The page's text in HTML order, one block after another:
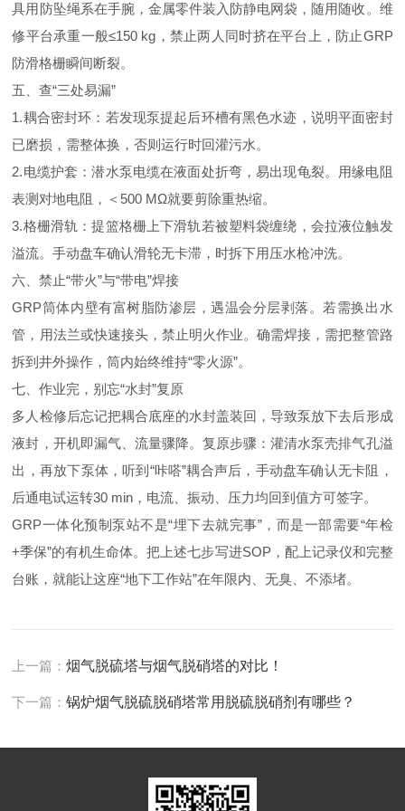
具用防坠绳系在手腕，金属零件装入防静电网袋，随用随收。维
修平台承重一般≤150 kg，禁止两人同时挤在平台上，防止GRP
防滑格栅瞬间断裂。
五、查“三处易漏”
1.耦合密封环：若发现泵提起后环槽有黑色水迹，说明平面密封
已磨损，需整体换，否则运行时回灌污水。
2.电缆护套：潜水泵电缆在液面处折弯，易出现龟裂。用缘电阻
表测对地电阻，＜500 MΩ就要剪除重热缩。
3.格栅滑轨：提篮格栅上下滑轨若被塑料袋缠绕，会拉液位触发
溢流。手动盘车确认滑轮无卡滞，时拆下用压水枪冲洗。
六、禁止“带火”与“带电”焊接
GRP筒体内壁有富树脂防渗层，遇温会分层剥落。若需换出水
管，用法兰或快速接头，禁止明火作业。确需焊接，需把整管路
拆到井外操作，筒内始终维持“零火源”。
七、作业完，别忘“水封”复原
多人检修后忘记把耦合底座的水封盖装回，导致泵放下去后形成
液封，开机即漏气、流量骤降。复原步骤：灌清水泵壳排气孔溢
出，再放下泵体，听到“咔嗒”耦合声后，手动盘车确认无卡阻，
后通电试运转30 min，电流、振动、压力均回到值方可签字。
GRP一体化预制泵站不是“埋下去就完事”，而是一部需要“年检
+季保”的有机生命体。把上述七步写进SOP，配上记录仪和完整
台账，就能让这座“地下工作站”在年限内、无臭、不添堵。
上一篇：烟气脱硫塔与烟气脱硝塔的对比！
下一篇：锅炉烟气脱硫脱硝塔常用脱硫脱硝剂有哪些？